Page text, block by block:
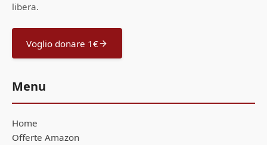
libera.
Voglio donare 1€
Menu
Home
Offerte Amazon